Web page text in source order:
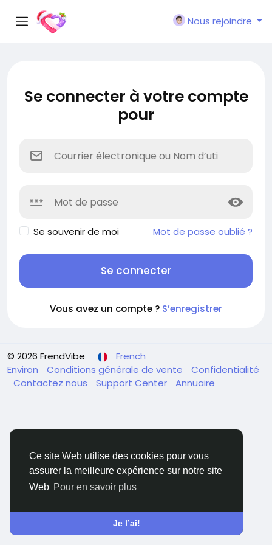
Ce site Web utilise des cookies pour vous
assurer la meilleure expérience sur notre site
Web Pour en savoir plus
Je l’ai!
Nous rejoindre
Se connecter à votre compte
pour
Se souvenir de moi Mot de passe oublié ?
Se connecter
Vous avez un compte ? S’enregistrer
© 2026 FrendVibe
French
Environ
Conditions générale de vente
Confidentialité
Contactez nous
Support Center Annuaire